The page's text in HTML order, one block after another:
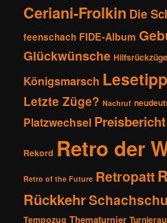
Ceriani-Frolkin Die
feenschach FIDE-Album
Glückwünsche
Königsmarsch Lesetipp
Letzte Züge? Nachruf
Platzwechsel Preisbericht
Rekord Retro der
Retro of the Future Retropatt
Rückkehr
Tempozug Thematurnier